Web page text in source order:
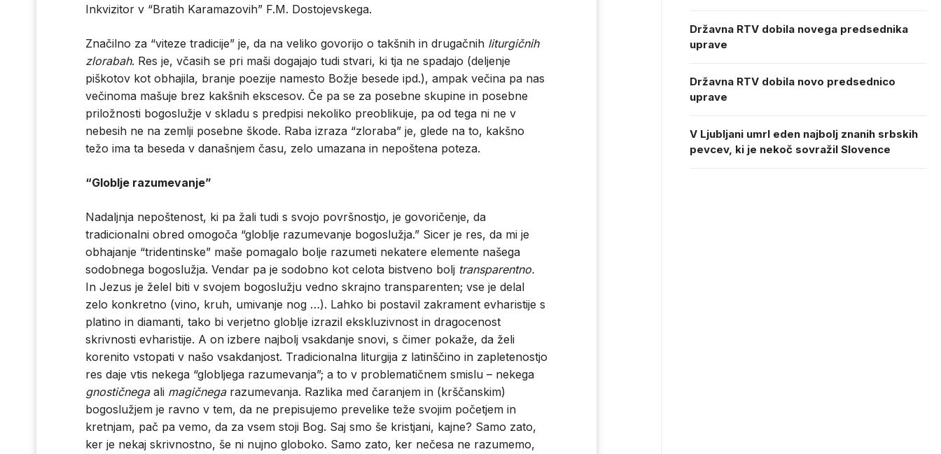
Inkvizitor v “Bratih Karamazovih” F.M. Dostojevskega.
Značilno za “viteze tradicije” je, da na veliko govorijo o takšnih in drugačnih liturgičnih
zlorabah. Res je, včasih se pri maši dogajajo tudi stvari, ki tja ne spadajo (deljenje
piškotov kot obhajila, branje poezije namesto Božje besede ipd.), ampak večina pa nas
večinoma mašuje brez kakšnih ekscesov. Če pa se za posebne skupine in posebne
priložnosti bogoslužje v skladu s predpisi nekoliko preoblikuje, pa od tega ni ne v
nebesih ne na zemlji posebne škode. Raba izraza “zloraba” je, glede na to, kakšno
težo ima ta beseda v današnjem času, zelo umazana in nepoštena poteza.
“Globlje razumevanje”
Nadaljnja nepoštenost, ki pa žali tudi s svojo površnostjo, je govoričenje, da
tradicionalni obred omogoča “globlje razumevanje bogoslužja.” Sicer je res, da mi je
obhajanje “tridentinske” maše pomagalo bolje razumeti nekatere elemente našega
sodobnega bogoslužja. Vendar pa je sodobno kot celota bistveno bolj transparentno.
In Jezus je želel biti v svojem bogoslužju vedno skrajno transparenten; vse je delal
zelo konkretno (vino, kruh, umivanje nog …). Lahko bi postavil zakrament evharistije s
platino in diamanti, tako bi verjetno globlje izrazil ekskluzivnost in dragocenost
skrivnosti evharistije. A on izbere najbolj vsakdanje snovi, s čimer pokaže, da želi
korenito vstopati v našo vsakdanjost. Tradicionalna liturgija z latinščino in zapletenostjo
res daje vtis nekega “globljega razumevanja”; a to v problematičnem smislu – nekega
gnostičnegaali magičnegarazumevanja. Razlika med čaranjem in (krščanskim)
bogoslužjem je ravno v tem, da ne prepisujemo prevelike teže svojim početjem in
kretnjam, pač pa vemo, da za vsem stoji Bog. Saj smo še kristjani, kajne? Samo zato,
ker je nekaj skrivnostno, še ni nujno globoko. Samo zato, ker nečesa ne razumemo,
Državna RTV dobila novega predsednika
uprave
Državna RTV dobila novo predsednico
uprave
V Ljubljani umrl eden najbolj znanih srbskih
pevcev, ki je nekoč sovražil Slovence